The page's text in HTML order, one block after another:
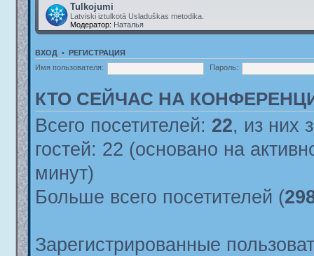
Tulkojumi
Latviski iztulkotā Usladuškas metodika.
Модератор: Наталья
ВХОД• РЕГИСТРАЦИЯ
Имя пользователя:
Пароль:
КТО СЕЙЧАС НА
Всего посетителей: 22, из них
гостей: 22 (основано на
минут)
Больше всего посетителей (
Зарегистрированные